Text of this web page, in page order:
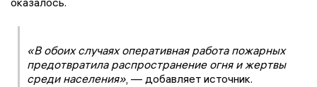
«В обоих случаях оперативная работа пожарных
предотвратила распространение огня и жертвы
среди населения», — добавляет источник.